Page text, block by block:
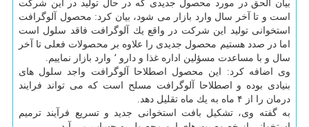
بیان الحق در مورد محصول جدیدی كه در حال تولید در این شركت
است و تا آخر سال وارد بازار می شود، بیان كرد: محصول آلوگرافت
استخوانی تولید این شركت در واقع یك آلوگرافت فاقد سلول است
اما در صدد هستیم محصول جدیدی را علاوه بر محصولات فعلی تا آخر
سال و با مساعدت مسؤلین اداره غذا و دارو ٬ وارد بازار نماییم.
وی اضافه كرد: این محصول اصطلاحا آلوگرافت واجد سلول های
بنیادی بوده و اصطلاحا آلوگرافت مسلح است كه می تواند فرایند
درمان را از ۴ ماه به یك ماه تقلیل دهد.
به گفته وی، تشكیل بافت استخوانی جدید و تسریع فرآیند ترمیم